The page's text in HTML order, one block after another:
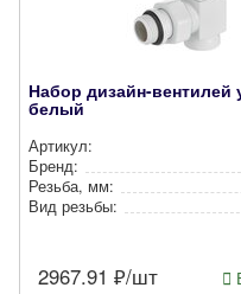
Набор дизайн-вентилей
белый
Артикул:
Бренд:
Резьба, мм:
Вид резьбы:
2967.91 ₽/шт